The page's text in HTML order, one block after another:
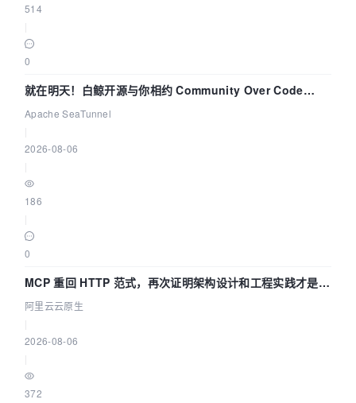
514
0
就在明天！白鲸开源与你相约 Community Over Code
Asia 2026 主题演讲！
Apache SeaTunnel
2026-08-06
186
0
MCP 重回 HTTP 范式，再次证明架构设计和工程实践才是稀
缺资源
阿里云云原生
2026-08-06
372